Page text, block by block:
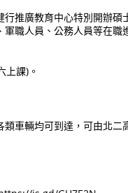
推廣教育中心特別開辦
職人員、公務人員等在
課)。
車輛均可到達，可由北